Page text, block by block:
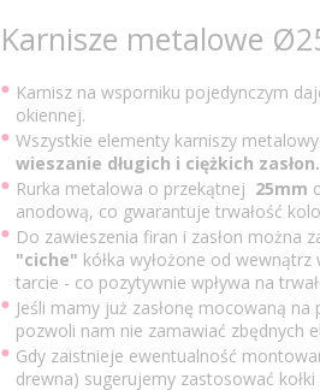
Karnisze metalowe
Karnisz na wsporniku pojedynczym
okiennej.
Wszystkie elementy karniszy
wieszanie długich i ciężkich zasłon.
Rurka metalowa o przekątnej 25mm
anodową, co gwarantuje trwałość
Do zawieszenia firan i zasłon można
"ciche" kółka wyłożone od
tarcie - co pozytywnie wpływa na
Jeśli mamy już zasłonę mocowaną
pozwoli nam nie zamawiać zbędnych
Gdy zaistnieje ewentualność
drewna) sugerujemy zastosować